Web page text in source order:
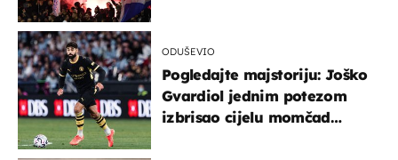
ODUŠEVIO
Pogledajte majstoriju: Joško
Gvardiol jednim potezom
izbrisao cijelu momčad